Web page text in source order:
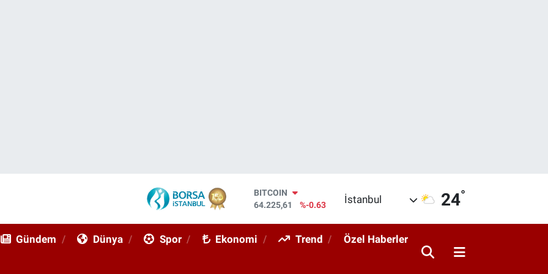
BITCOIN
64.225,61
%-0.63
EURO
İstanbul 24°
Gündem Dünya Spor Ekonomi Trend Özel Haberler